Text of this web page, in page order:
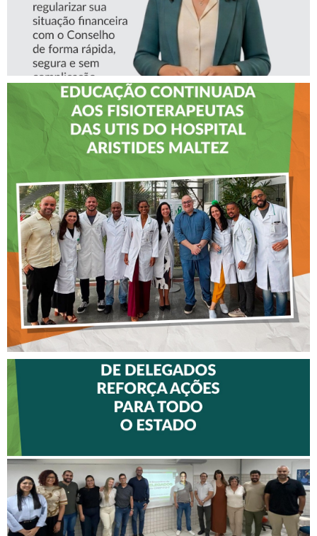
CREFITO-7 LEVA EDUCAÇÃO
CONTINUADA AOS
FISIOTERAPEUTAS DAS UTIs
DO HOSPITAL ARISTIDES
MALTEZ
DELEGADOS REFORÇA
AÇÕES PARA TODO O
ESTADO